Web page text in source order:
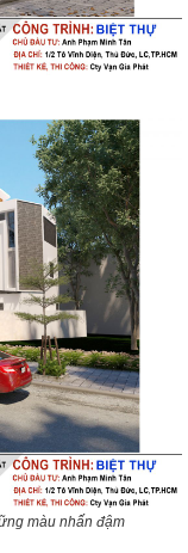
màu nhấn đậm